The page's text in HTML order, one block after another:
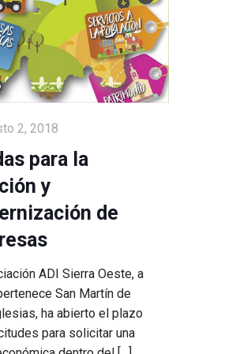
2, 2018
para la
y
de
ADI Sierra Oeste, a
San Martín de
ha abierto el plazo
para solicitar una